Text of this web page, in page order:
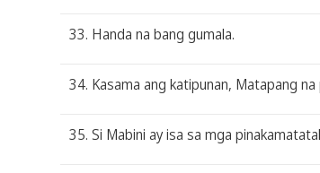
33. Handa na bang gumala.
34. Kasama ang katipunan, Matapang
35. Si Mabini ay isa sa mga